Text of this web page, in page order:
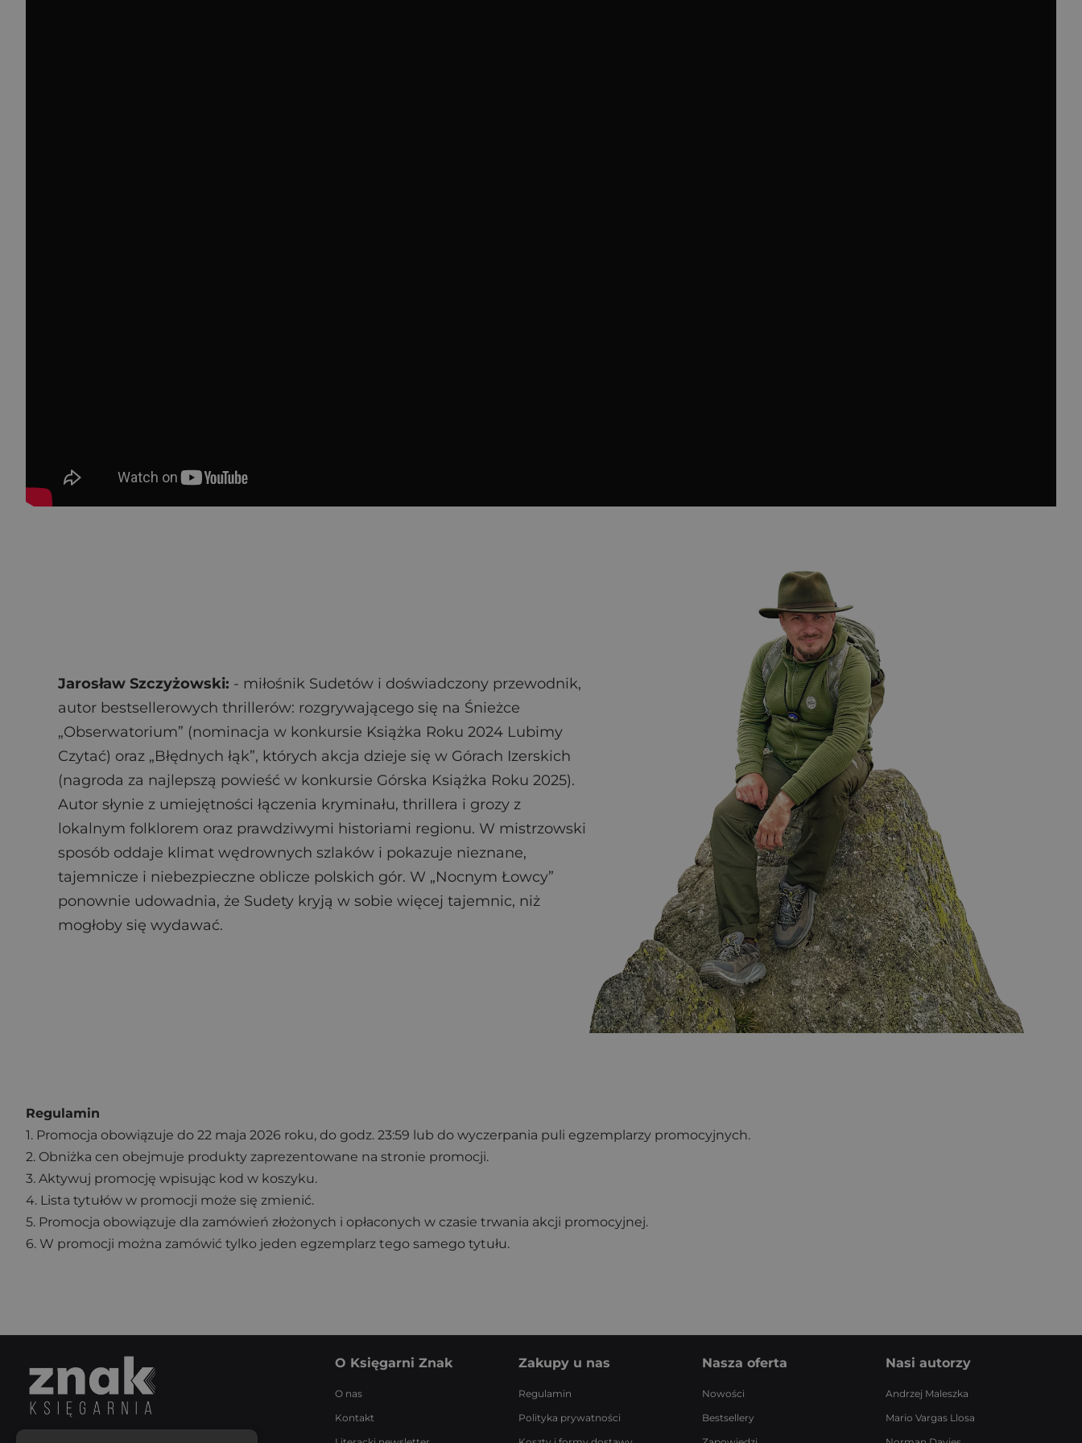
Jarosław Szczyżowski: - miłośnik Sudetów i doświadczony przewodnik,
autor bestsellerowych thrillerów: rozgrywającego się na Śnieżce
„Obserwatorium” (nominacja w konkursie Książka Roku 2024 Lubimy
Czytać) oraz „Błędnych łąk”, których akcja dzieje się w Górach Izerskich
(nagroda za najlepszą powieść w konkursie Górska Książka Roku 2025).
Autor słynie z umiejętności łączenia kryminału, thrillera i grozy z
lokalnym folklorem oraz prawdziwymi historiami regionu. W mistrzowski
sposób oddaje klimat wędrownych szlaków i pokazuje nieznane,
tajemnicze i niebezpieczne oblicze polskich gór. W „Nocnym Łowcy”
ponownie udowadnia, że Sudety kryją w sobie więcej tajemnic, niż
mogłoby się wydawać.
Regulamin
1. Promocja obowiązuje do 22 maja 2026 roku, do godz. 23:59 lub do wyczerpania puli egzemplarzy promocyjnych.
2. Obniżka cen obejmuje produkty zaprezentowane na stronie promocji.
3. Aktywuj promocję wpisując kod w koszyku.
4. Lista tytułów w promocji może się zmienić.
5. Promocja obowiązuje dla zamówień złożonych i opłaconych w czasie trwania akcji promocyjnej.
6. W promocji można zamówić tylko jeden egzemplarz tego samego tytułu.
O Księgarni Znak
O nas
Kontakt
Zakupy u nas
Regulamin
Polityka prywatności
Nasza oferta
Nowości
Bestsellery
Nasi autorzy
Andrzej Maleszka
Mario Vargas Llosa